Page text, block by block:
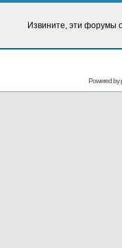
Извините, эти форумы
Powered by